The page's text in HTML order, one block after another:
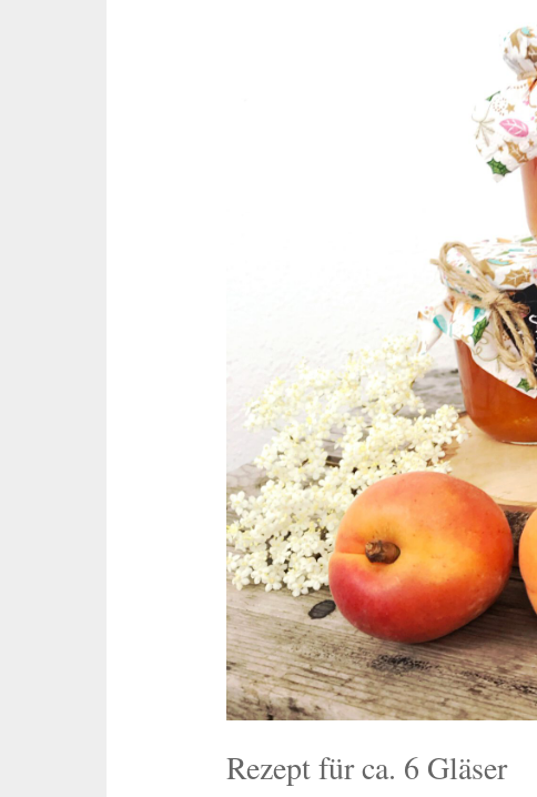
Rezept für ca. 6 Gläser